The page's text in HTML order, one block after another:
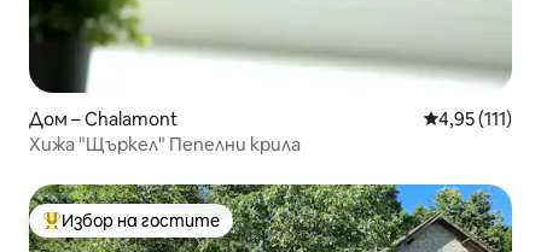
Дом – Chalamont Средна
4,95 (111)
Хижа "Щъркел" Пепелни крила
Най-популярен избор на гостите
Избор на гостите